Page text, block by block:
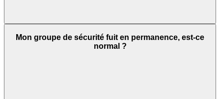
Mon groupe de sécurité fuit en permanence, est-ce
normal ?